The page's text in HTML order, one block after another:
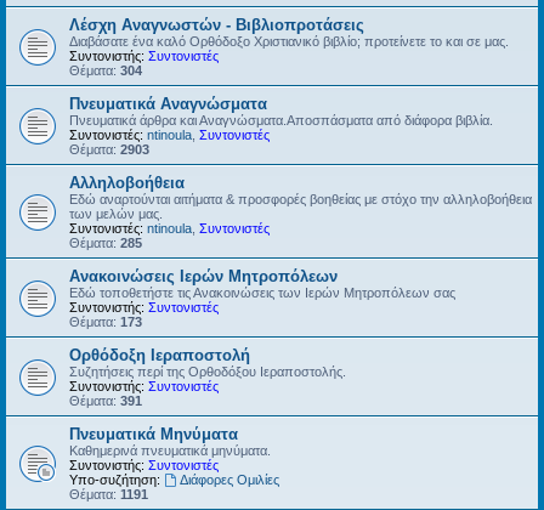
Λέσχη Αναγνωστών - Βιβλιοπροτάσεις
Διαβάσατε ένα καλό Ορθόδοξο Χριστιανικό βιβλίο; προτείνετε το και σε μας.
Συντονιστής: Συντονιστές
Θέματα: 304
Πνευματικά Αναγνώσματα
Πνευματικά άρθρα και Αναγνώσματα.Αποσπάσματα από διάφορα βιβλία.
Συντονιστές: ntinoula Συντονιστές
Θέματα: 2903
Αλληλοβοήθεια
Εδώ αναρτούνται αιτήματα & προσφορές βοηθείας με στόχο την αλληλοβοήθεια
των μελών μας.
Συντονιστές: ntinoula Συντονιστές
Θέματα: 285
Ανακοινώσεις Ιερών Μητροπόλεων
Εδώ τοποθετήστε τις Ανακοινώσεις των Ιερών Μητροπόλεων σας
Συντονιστής: Συντονιστές
Θέματα: 173
Ορθόδοξη Ιεραποστολή
Συζητήσεις περί της Ορθοδόξου Ιεραποστολής.
Συντονιστής: Συντονιστές
Θέματα: 391
Πνευματικά Μηνύματα
Καθημερινά πνευματικά μηνύματα.
Συντονιστής: Συντονιστές
Υπο-συζήτηση:
Διάφορες Ομιλίες
Θέματα: 1191